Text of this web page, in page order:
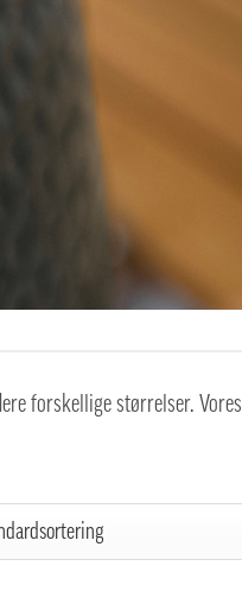
forskellige størrelser. Vores